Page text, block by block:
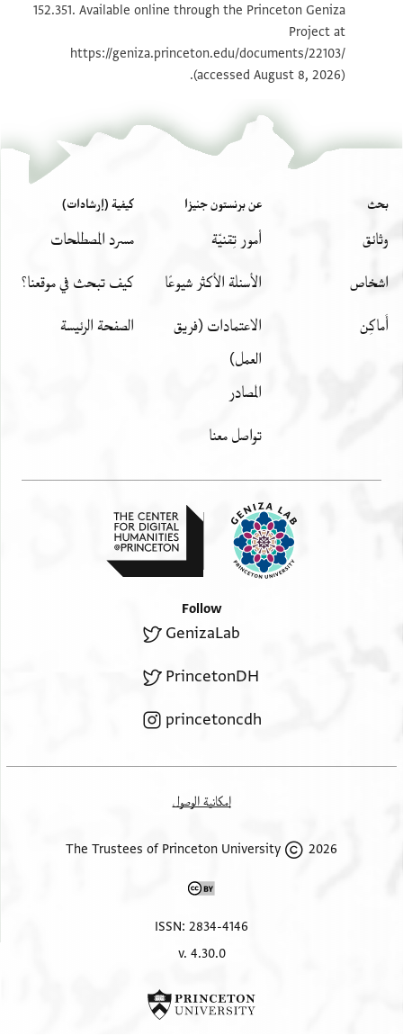
بيان أذونات الصورة
152.351. Available online through the Princeton Geniza
Project at
https://geniza.princeton.edu/documents/22103/
(accessed August 8, 2026).
بحث
وثائق
اشخاص
أَماكِن
عن برنستون جنيزا
أمور تِقنيّة
الأسئلة الأكثر شيوعًا
الاعتمادات (فريق
العمل)
المصادر
تواصل معنا
كيفية (إرشادات)
مسرد المصطلحات
كيف تبحث في موقعنا؟
الصفحة الرئيسة
Follow
GenizaLab
PrincetonDH
princetoncdh
إمكانية الوصول
2026 The Trustees of Princeton University
ISSN: 2834-4146
v. 4.30.0